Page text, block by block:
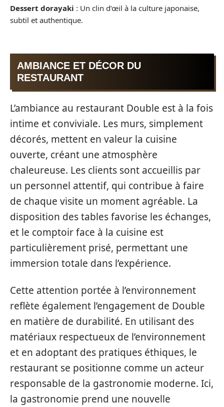
Dessert dorayaki : Un clin d’œil à la culture japonaise,
subtil et authentique.
AMBIANCE ET DÉCOR DU
RESTAURANT
L’ambiance au restaurant Double est à la fois
intime et conviviale. Les murs, simplement
décorés, mettent en valeur la cuisine
ouverte, créant une atmosphère
chaleureuse. Les clients sont accueillis par
un personnel attentif, qui contribue à faire
de chaque visite un moment agréable. La
disposition des tables favorise les échanges,
et le comptoir face à la cuisine est
particulièrement prisé, permettant une
immersion totale dans l’expérience.
Cette attention portée à l’environnement
reflète également l’engagement de Double
en matière de durabilité. En utilisant des
matériaux respectueux de l’environnement
et en adoptant des pratiques éthiques, le
restaurant se positionne comme un acteur
responsable de la gastronomie moderne. Ici,
la gastronomie prend une nouvelle